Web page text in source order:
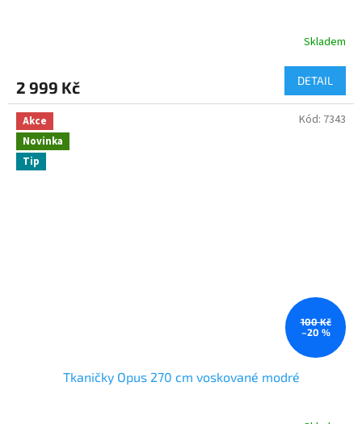
Skladem
2 999 Kč DETAIL
Akce
Novinka
Tip
100 Kč
–20 %
Tkaničky Opus 270 cm voskované modré
Kód: 7343